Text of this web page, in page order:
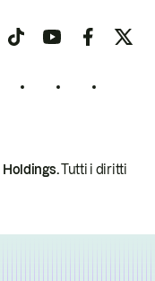
Tutti i diritti